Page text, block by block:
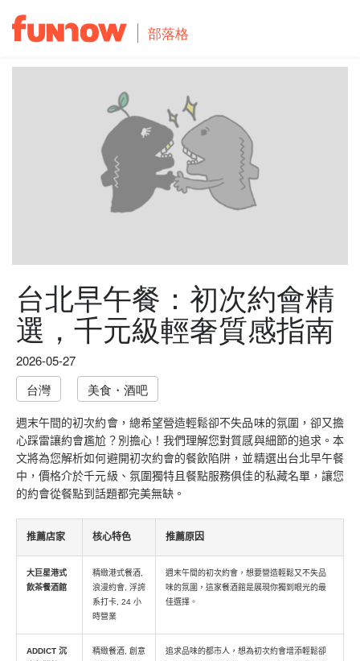
部落格
台北早午餐：初次約會精
選，千元級輕奢質感指南
2026-05-27
台灣
美食・酒吧
週末午間的初次約會，總希望營造輕鬆卻不失品味的氛圍，卻又擔
心踩雷讓約會尷尬？別擔心！我們理解您對質感與細節的追求。本
文將為您解析如何避開初次約會的餐飲陷阱，並精選出台北早午餐
中，價格介於千元級、氛圍獨特且餐點服務俱佳的私藏名單，讓您
的約會從餐點到話題都完美無缺。
推薦店家 核心特色 推薦原因
大巨星港式
飲茶餐酒館
精緻港式餐酒,
浪漫約會, 浮誇
系打卡, 24 小
時營業
週末午間的初次約會，想要營造輕鬆又不失品
味的氛圍，這家餐酒館是展現你獨到眼光的最
佳選擇。
ADDICT 沉
精緻餐酒, 創意
追求品味的都市人，想為初次約會增添輕鬆卻